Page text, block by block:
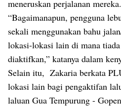
meneruskan perjalanan mereka.
“Bagaimanapun, pengguna
sekali menggunakan bahu
lokasi-lokasi lain di mana tiada
diaktifkan,” katanya dalam
Selain itu, Zakaria berkata
lokasi lain bagi pengaktifan
laluan Gua Tempurung -